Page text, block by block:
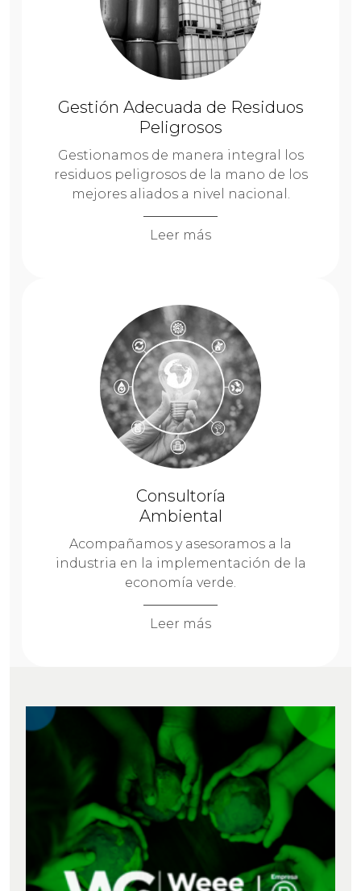
Gestión Adecuada de Residuos
Peligrosos
Gestionamos de manera integral los
residuos peligrosos de la mano de los
mejores aliados a nivel nacional.
Leer más
Consultoría
Ambiental
Acompañamos y asesoramos a la
industria en la implementación de la
economía verde.
Leer más